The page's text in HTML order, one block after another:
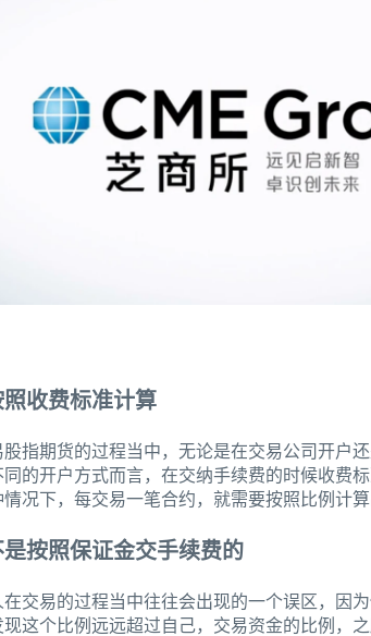
收费标准计算
指期货的过程当中，无论是在交易公司开户
的开户方式而言，在交纳手续费的时候收费
况下，每交易一笔合约，就需要按照比例计算
按照保证金交手续费的
交易的过程当中往往会出现的一个误区，因
这个比例远远超过自己，交易资金的比例，